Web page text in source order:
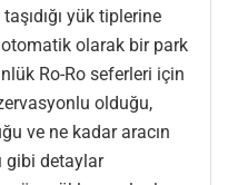
yük tiplerine
olarak bir park
Ro-Ro seferleri için
olduğu,
ve ne kadar aracın
gibi detaylar